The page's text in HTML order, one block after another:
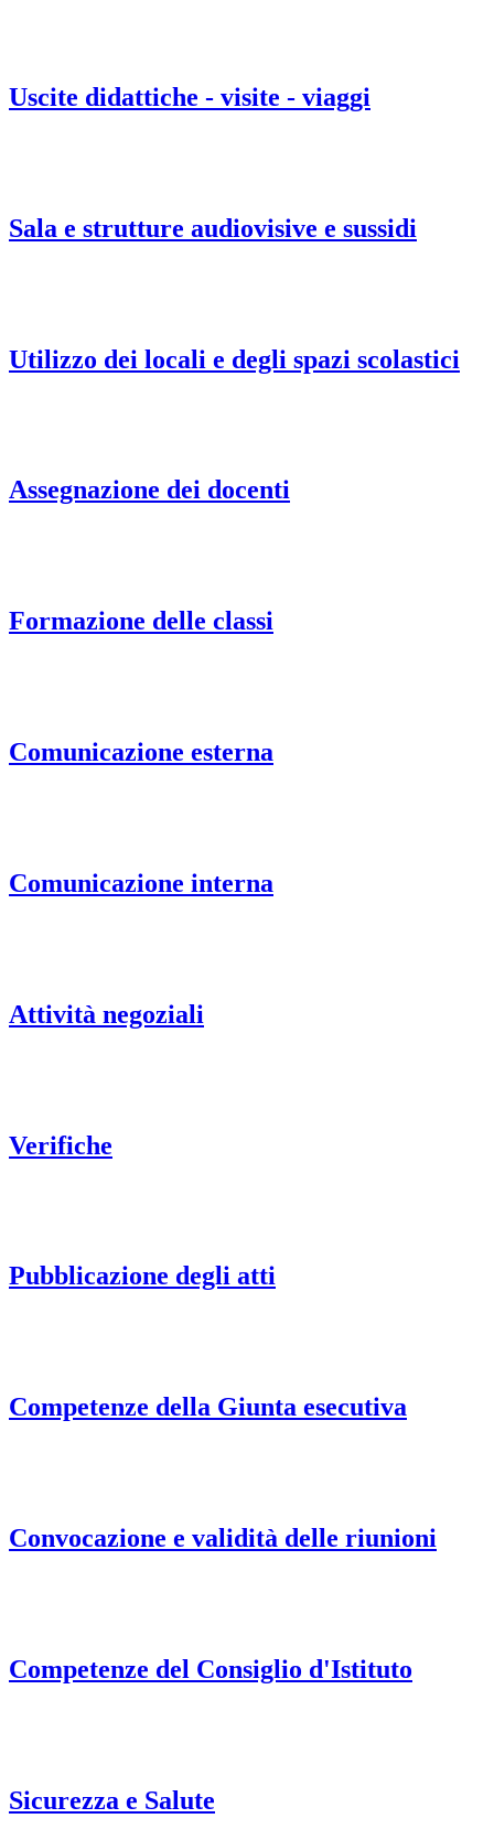
Uscite didattiche - visite - viaggi
Sala e strutture audiovisive e sussidi
Utilizzo dei locali e degli spazi scolastici
Assegnazione dei docenti
Formazione delle classi
Comunicazione esterna
Comunicazione interna
Attività negoziali
Verifiche
Pubblicazione degli atti
Competenze della Giunta esecutiva
Convocazione e validità delle riunioni
Competenze del Consiglio d'Istituto
Sicurezza e Salute